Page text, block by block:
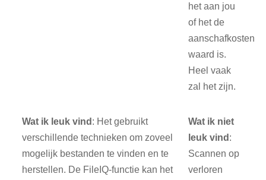
het aan jou
of het de
aanschafkosten
waard is.
Heel vaak
zal het zijn.
Wat ik leuk vind : Het gebruikt
verschillende technieken om zoveel
mogelijk bestanden te vinden en te
herstellen. De FileIQ-functie kan het
Wat ik niet
leuk vind :
Scannen op
verloren